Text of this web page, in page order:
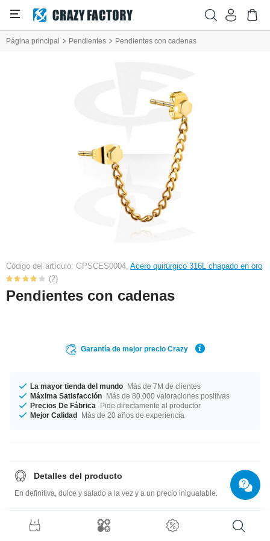
Página principal Pendientes Pendientes con cadenas
Código del artículo: GPSCES0004, Acero quirúrgico 316L chapado en oro
(2)
Pendientes con cadenas
Garantía de mejor precio Crazy
La mayor tienda del mundo Más de 7M de clientes
Máxima Satisfacción Más de 80.000 valoraciones positivas
Precios De Fábrica
Pide directamente al productor
Mejor Calidad Más de 20 años de experiencia
Detalles del producto
En definitiva, dulce y salado a la vez y a un precio inigualable.
Guía de tallas